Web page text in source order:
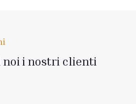
noi i nostri clienti